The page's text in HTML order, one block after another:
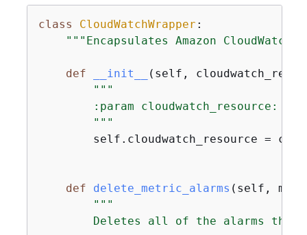
class CloudWatchWrapper :
"""Encapsulates Amazon
def __init__ ( self,
"""
:param cloudwatch_resource: A
        """
self.cloudwatch_resource =
def delete_metric_alarms ( self,
"""
Deletes all of the alarms